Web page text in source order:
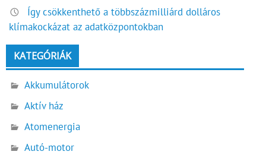
Így csökkenthető a többszázmilliárd dolláros
klímakockázat az adatközpontokban
KATEGÓRIÁK
Akkumulátorok
Aktív ház
Atomenergia
Autó-motor